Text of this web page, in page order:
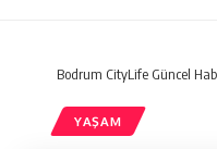
Bodrum CityLife Güncel
YAŞAM